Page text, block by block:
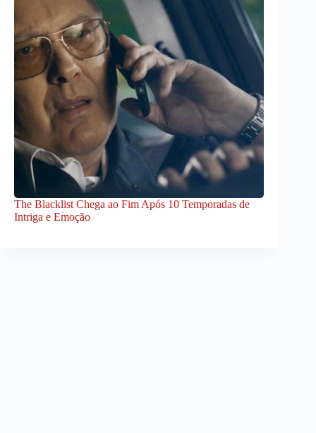
The Blacklist Chega ao Fim Após 10 Temporadas de
Intriga e Emoção